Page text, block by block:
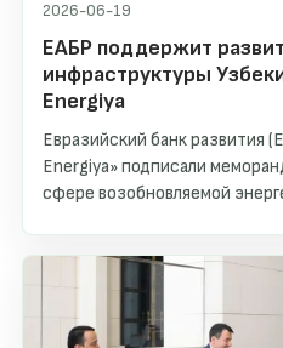
2026-06-19
ЕАБР поддержит
инфраструктуры
Energiya
Евразийский банк развития
Energiya» подписали
сфере возобновляемой
строительства зарядных
малых гидроэлектростанций
Узбекистана.